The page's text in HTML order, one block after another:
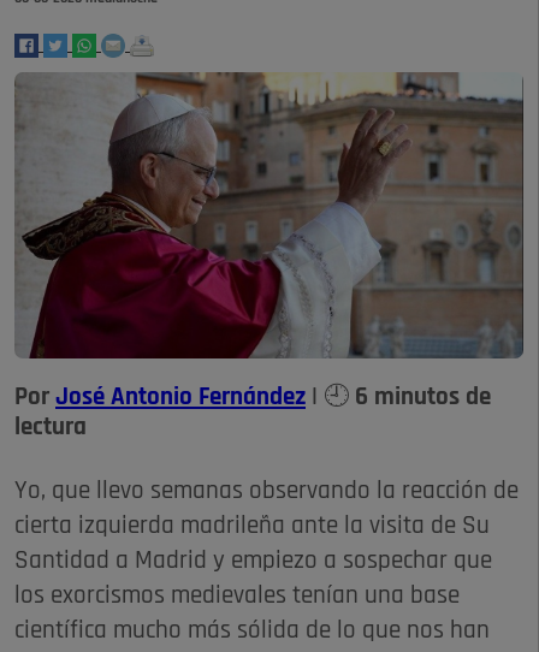
Por José Antonio Fernández | 🕘 6 minutos de
lectura
Yo, que llevo semanas observando la reacción de
cierta izquierda madrileña ante la visita de Su
Santidad a Madrid y empiezo a sospechar que
los exorcismos medievales tenían una base
científica mucho más sólida de lo que nos han